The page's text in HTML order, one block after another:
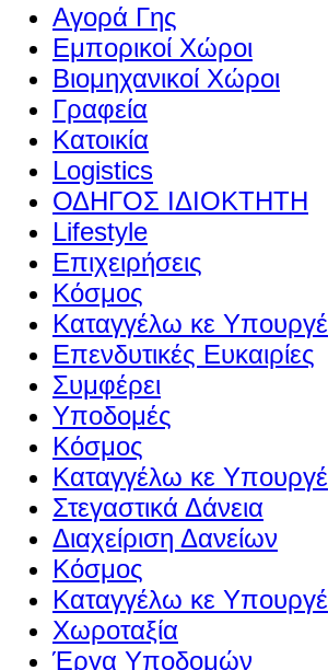
Αγορά Γης
Εμπορικοί Χώροι
Βιομηχανικοί Χώροι
Γραφεία
Κατοικία
Logistics
ΟΔΗΓΟΣ ΙΔΙΟΚΤΗΤΗ
Lifestyle
Επιχειρήσεις
Κόσμος
Καταγγέλω κε Υπουργέ
Επενδυτικές Ευκαιρίες
Συμφέρει
Υποδομές
Κόσμος
Καταγγέλω κε Υπουργέ
Στεγαστικά Δάνεια
Διαχείριση Δανείων
Κόσμος
Καταγγέλω κε Υπουργέ
Χωροταξία
Έργα Υποδομών